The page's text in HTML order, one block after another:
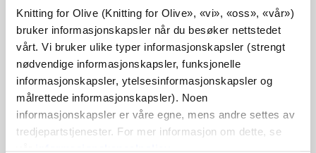
Knitting for Olive (Knitting for Olive», «vi», «oss», «vår»)
bruker informasjonskapsler når du besøker nettstedet
vårt. Vi bruker ulike typer informasjonskapsler (strengt
nødvendige informasjonskapsler, funksjonelle
informasjonskapsler, ytelsesinformasjonskapsler og
målrettede informasjonskapsler). Noen
informasjonskapsler er våre egne, mens andre settes av
tredjepartstjenester. For mer informasjon om dette, se
vår informasjonskapselpolicy.
Kjøp av garn?
JEG VIL GJERNE KJØPE GARN TIL MØNSTERET
XS S M L XL
4XL 5XL
LEGG I HANDLEKURVEN
Bruk€100,0mer og få gratis frakt innen EU!
Bestillinger som legges inn før kl. 13.00 norsk tid,